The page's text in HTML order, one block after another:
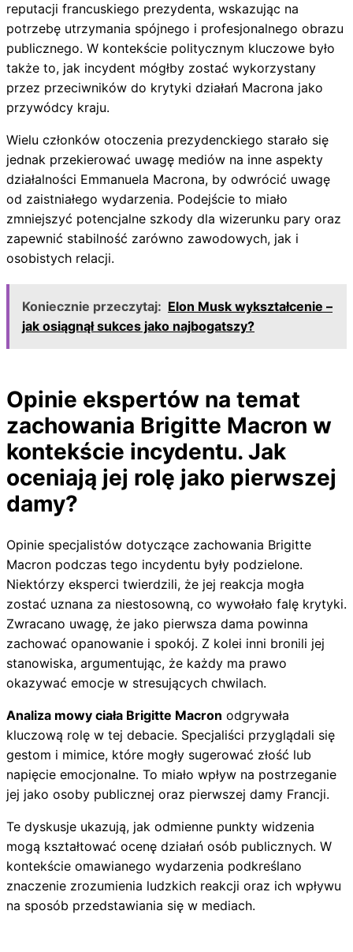
reputacji francuskiego prezydenta, wskazując na
potrzebę utrzymania spójnego i profesjonalnego obrazu
publicznego. W kontekście politycznym kluczowe było
także to, jak incydent mógłby zostać wykorzystany
przez przeciwników do krytyki działań Macrona jako
przywódcy kraju.
Wielu członków otoczenia prezydenckiego starało się
jednak przekierować uwagę mediów na inne aspekty
działalności Emmanuela Macrona, by odwrócić uwagę
od zaistniałego wydarzenia. Podejście to miało
zmniejszyć potencjalne szkody dla wizerunku pary oraz
zapewnić stabilność zarówno zawodowych, jak i
osobistych relacji.
Koniecznie przeczytaj: Elon Musk wykształcenie –
jak osiągnął sukces jako najbogatszy?
Opinie ekspertów na temat
zachowania Brigitte Macron w
kontekście incydentu. Jak
oceniają jej rolę jako pierwszej
damy?
Opinie specjalistów dotyczące zachowania Brigitte
Macron podczas tego incydentu były podzielone.
Niektórzy eksperci twierdzili, że jej reakcja mogła
zostać uznana za niestosowną, co wywołało falę krytyki.
Zwracano uwagę, że jako pierwsza dama powinna
zachować opanowanie i spokój. Z kolei inni bronili jej
stanowiska, argumentując, że każdy ma prawo
okazywać emocje w stresujących chwilach.
Analiza mowy ciała Brigitte Macron odgrywała
kluczową rolę w tej debacie. Specjaliści przyglądali się
gestom i mimice, które mogły sugerować złość lub
napięcie emocjonalne. To miało wpływ na postrzeganie
jej jako osoby publicznej oraz pierwszej damy Francji.
Te dyskusje ukazują, jak odmienne punkty widzenia
mogą kształtować ocenę działań osób publicznych. W
kontekście omawianego wydarzenia podkreślano
znaczenie zrozumienia ludzkich reakcji oraz ich wpływu
na sposób przedstawiania się w mediach.